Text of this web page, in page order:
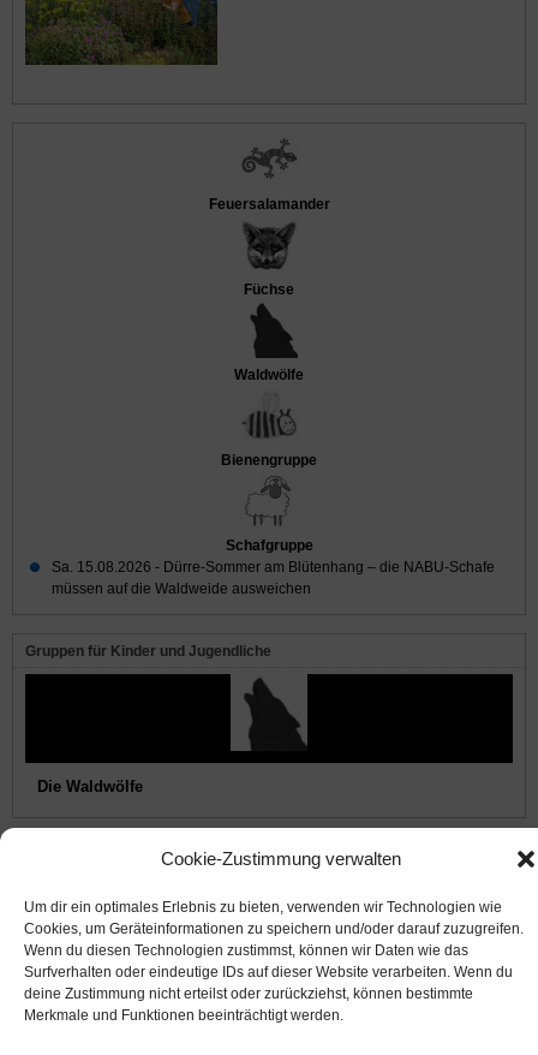
Cookie-Zustimmung verwalten
Um dir ein optimales Erlebnis zu bieten, verwenden wir Technologien wie
Cookies, um Geräteinformationen zu speichern und/oder darauf zuzugreifen.
Wenn du diesen Technologien zustimmst, können wir Daten wie das
Surfverhalten oder eindeutige IDs auf dieser Website verarbeiten. Wenn du
deine Zustimmung nicht erteilst oder zurückziehst, können bestimmte
Merkmale und Funktionen beeinträchtigt werden.
Feuersalamander
Füchse
Waldwölfe
Bienengruppe
Schafgruppe
Sa. 15.08.2026 - Dürre-Sommer am Blütenhang – die NABU-Schafe
müssen auf die Waldweide ausweichen
Gruppen für Kinder und Jugendliche
Die Waldwölfe
Suffusion theme by Sayontan Sinha